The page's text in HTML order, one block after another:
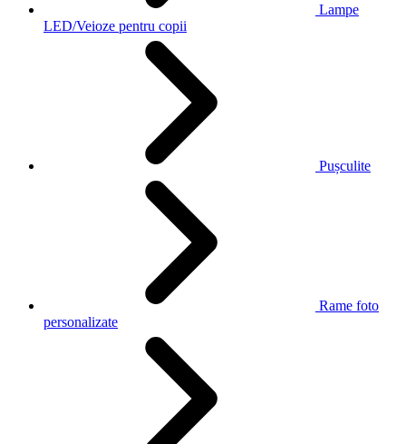
Lampe
LED/Veioze pentru copii
Pușculite
Rame foto
personalizate